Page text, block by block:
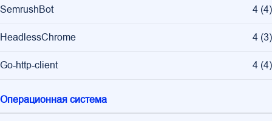
SemrushBot 4 (4)
HeadlessChrome 4 (3)
Go-http-client 4 (4)
Операционная система